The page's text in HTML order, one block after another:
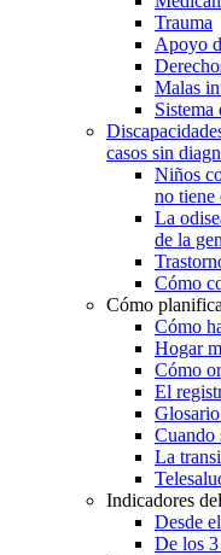
Trauma
Apoyo
Malas
Sistema
casos sin
Niños
no tiene
La
de la
Cómo
Cómo
Cómo
Hogar
Cómo
El
Cuando
La
Indicadores
Desde
De los 3